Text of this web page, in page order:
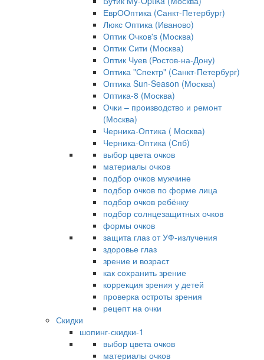
ЕврООптика (Санкт-Петербург)
Люкс Оптика (Иваново)
Оптик Очков's (Москва)
Оптик Сити (Москва)
Оптик Чуев (Ростов-на-Дону)
Оптика "Спектр" (Санкт-Петербург)
Оптика Sun-Season (Москва)
Оптика-8 (Москва)
Очки – производство и ремонт
(Москва)
Черника-Оптика ( Москва)
Черника-Оптика (Спб)
выбор цвета очков
материалы очков
подбор очков мужчине
подбор очков по форме лица
подбор очков ребёнку
подбор солнцезащитных очков
формы очков
защита глаз от УФ-излучения
здоровье глаз
зрение и возраст
как сохранить зрение
коррекция зрения у детей
проверка остроты зрения
рецепт на очки
Скидки
шопинг-скидки-1
выбор цвета очков
материалы очков